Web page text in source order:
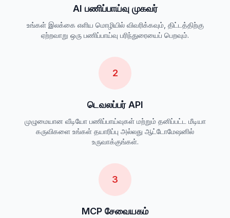
AI பணிப்பாய்வு முகவர்
உங்கள் இலக்கை எளிய மொழியில் விவரிக்கவும், திட்டத்திற்கு
ஏற்றவாறு ஒரு பணிப்பாய்வு பரிந்துரையைப் பெறவும்.
2
டெவலப்பர் API
முழுமையான வீடியோ பணிப்பாய்வுகள் மற்றும் தனிப்பட்ட மீடியா
கருவிகளை உங்கள் தயாரிப்பு அல்லது ஆட்டோமேஷனில்
உருவாக்குங்கள்.
3
MCP சேவையகம்